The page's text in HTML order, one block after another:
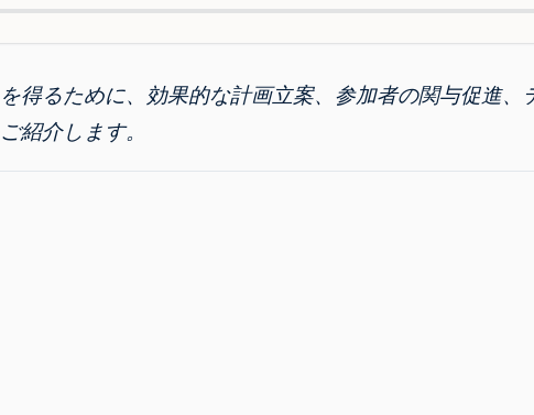
得るために、効果的な計画立案、参加者の関与促進
紹介します。